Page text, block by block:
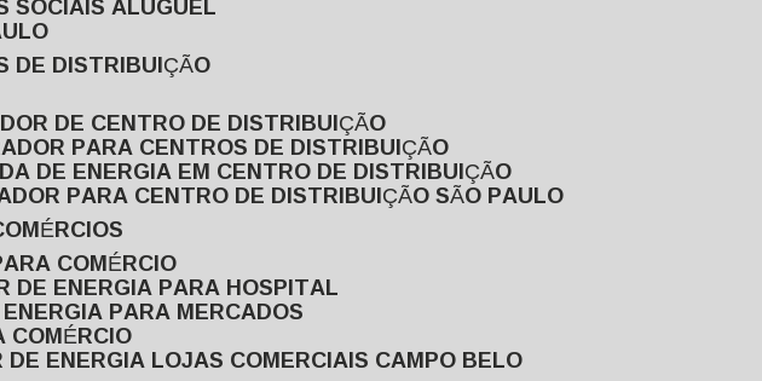
DE DISTRIBUIÇÃO
DE CENTRO DE DISTRIBUIÇÃO
PARA CENTROS DE DISTRIBUIÇÃO
DE ENERGIA EM CENTRO DE DISTRIBUIÇÃO
PARA CENTRO DE DISTRIBUIÇÃO SÃO PAULO
COMÉRCIO
DE ENERGIA PARA HOSPITAL
ENERGIA PARA MERCADOS
COMÉRCIO
DE ENERGIA LOJAS COMERCIAIS CAMPO BELO